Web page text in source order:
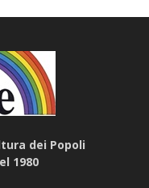
dei Popoli
1980